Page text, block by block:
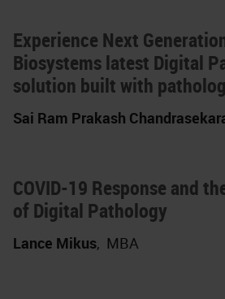
Experience Next
Biosystems latest Digital
solution built with
Sai Ram Prakash
COVID-19 Response and
of Digital Pathology
Lance Mikus, MBA